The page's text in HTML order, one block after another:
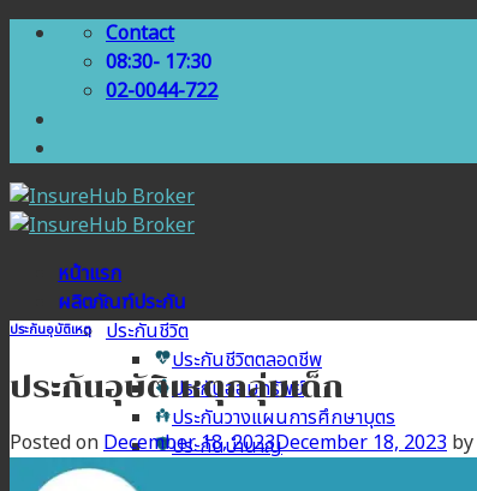
Skip
Contact
08:30- 17:30
02-0044-722
หน้าแรก
ผลิตภัณฑ์ประกัน
ประกันชีวิต
ประกันชีวิตตลอดชีพ
ประกันออมทรัพย์
ประกันวางแผนการศึกษาบุตร
ประกันบำนาญ
ประกันสุขภาพ
ประกันอุบัติเหตุ
ประกันอุบัติเหตุกลุ่มเด็ก
Posted onDecember 18, 2023December 18, 2023 by